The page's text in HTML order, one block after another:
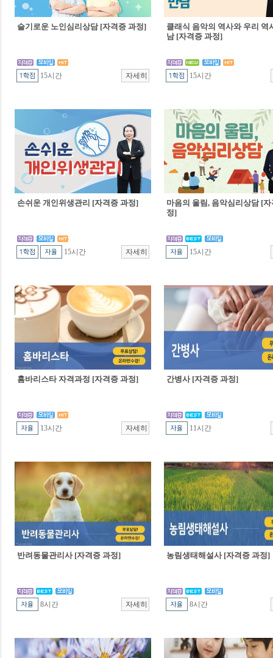
슬기로운 노인심리상담 [자격증 과정]
15시간
클래식 음악의 역사와 우리 역
남 [자격증 과정]
15시간
손쉬운 개인위생관리 [자격증 과정]
15시간
마음의 울림, 음악심리상담 [
정]
15시간
홈바리스타 자격과정 [자격증 과정]
13시간
간병사 [자격증 과정]
11시간
반려동물관리사 [자격증 과정]
8시간
농림생태해설사 [자격증 과정]
8시간